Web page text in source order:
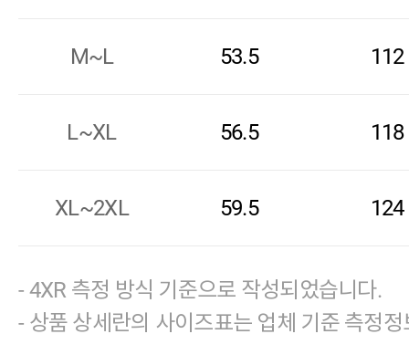
M~L 53.5 112
L~XL 56.5 118
XL~2XL 59.5 124
- 4XR 측정 방식 기준으로 작성되었습니다.
- 상품 상세란의 사이즈표는 업체 기준 측정정